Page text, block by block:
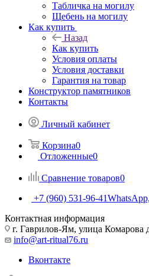
Табличка на могилу
Щебень на могилу
Как купить
Назад
Как купить
Условия оплаты
Условия доставки
Гарантия на товар
Конструктор памятников
Контакты
Личный кабинет
Корзина0
Отложенные0
Сравнение товаров0
+7 (960) 531-96-41
Контактная информация
г. Гаврилов-Ям, улица Комарова
info@art-ritual76.ru
Вконтакте